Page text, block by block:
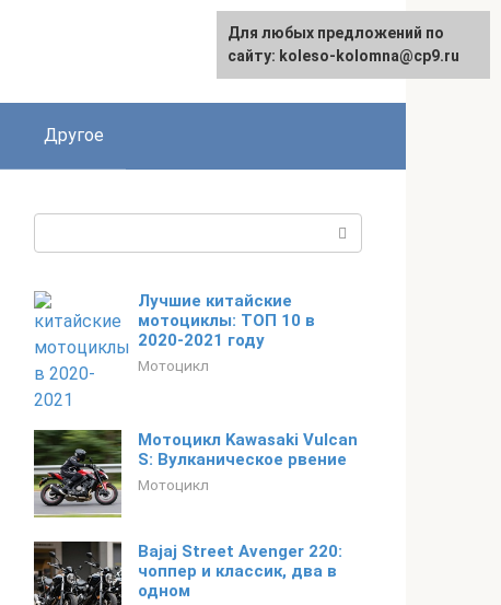
Другое
Лучшие китайские
мотоциклы: ТОП 10 в
2020-2021 году
Мотоцикл
Мотоцикл Kawasaki Vulcan
S: Вулканическое рвение
Мотоцикл
Bajaj Street Avenger 220:
чоппер и классик, два в
одном
Для любых предложений по
сайту: koleso-kolomna@cp9.ru